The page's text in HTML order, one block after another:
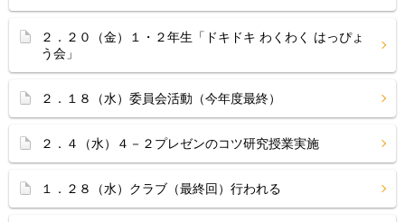
２．２０（金）１・２年生「ドキドキ わくわく はっぴょ
う会」
２．１８（水）委員会活動（今年度最終）
２．４（水）４－２プレゼンのコツ研究授業実施
１．２８（水）クラブ（最終回）行われる